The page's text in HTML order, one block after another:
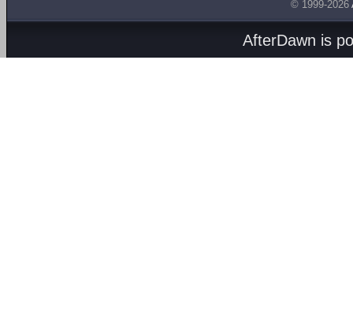
© 1999-2026
AfterDawn is